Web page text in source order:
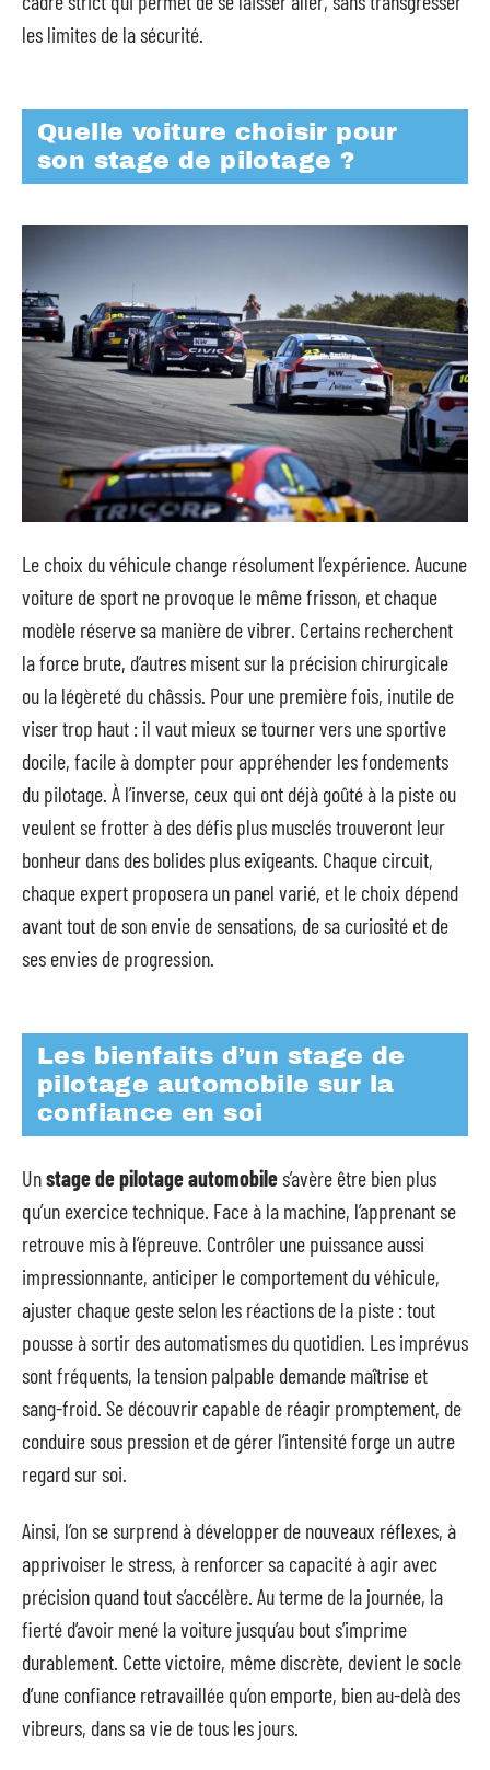
les limites de la sécurité.
Quelle voiture choisir pour
son stage de pilotage ?
Le choix du véhicule change résolument l’expérience. Aucune
voiture de sport ne provoque le même frisson, et chaque
modèle réserve sa manière de vibrer. Certains recherchent
la force brute, d’autres misent sur la précision chirurgicale
ou la légèreté du châssis. Pour une première fois, inutile de
viser trop haut : il vaut mieux se tourner vers une sportive
docile, facile à dompter pour appréhender les fondements
du pilotage. À l’inverse, ceux qui ont déjà goûté à la piste ou
veulent se frotter à des défis plus musclés trouveront leur
bonheur dans des bolides plus exigeants. Chaque circuit,
chaque expert proposera un panel varié, et le choix dépend
avant tout de son envie de sensations, de sa curiosité et de
ses envies de progression.
Les bienfaits d’un stage de
pilotage automobile sur la
confiance en soi
Unstage de pilotage automobiles’avère être bien plus
qu’un exercice technique. Face à la machine, l’apprenant se
retrouve mis à l’épreuve. Contrôler une puissance aussi
impressionnante, anticiper le comportement du véhicule,
ajuster chaque geste selon les réactions de la piste : tout
pousse à sortir des automatismes du quotidien. Les imprévus
sont fréquents, la tension palpable demande maîtrise et
sang-froid. Se découvrir capable de réagir promptement, de
conduire sous pression et de gérer l’intensité forge un autre
regard sur soi.
Ainsi, l’on se surprend à développer de nouveaux réflexes, à
apprivoiser le stress, à renforcer sa capacité à agir avec
précision quand tout s’accélère. Au terme de la journée, la
fierté d’avoir mené la voiture jusqu’au bout s’imprime
durablement. Cette victoire, même discrète, devient le socle
d’une confiance retravaillée qu’on emporte, bien au-delà des
vibreurs, dans sa vie de tous les jours.